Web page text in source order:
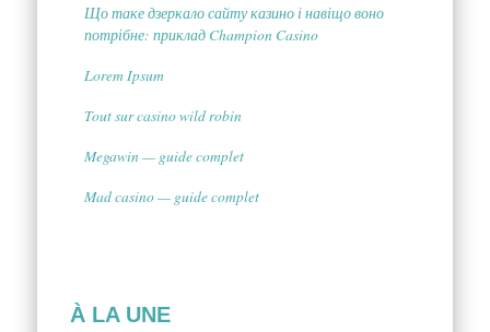
Що таке дзеркало сайту казино і навіщо воно
потрібне: приклад Champion Casino
Lorem Ipsum
Tout sur casino wild robin
Megawin — guide complet
Mad casino — guide complet
À LA UNE